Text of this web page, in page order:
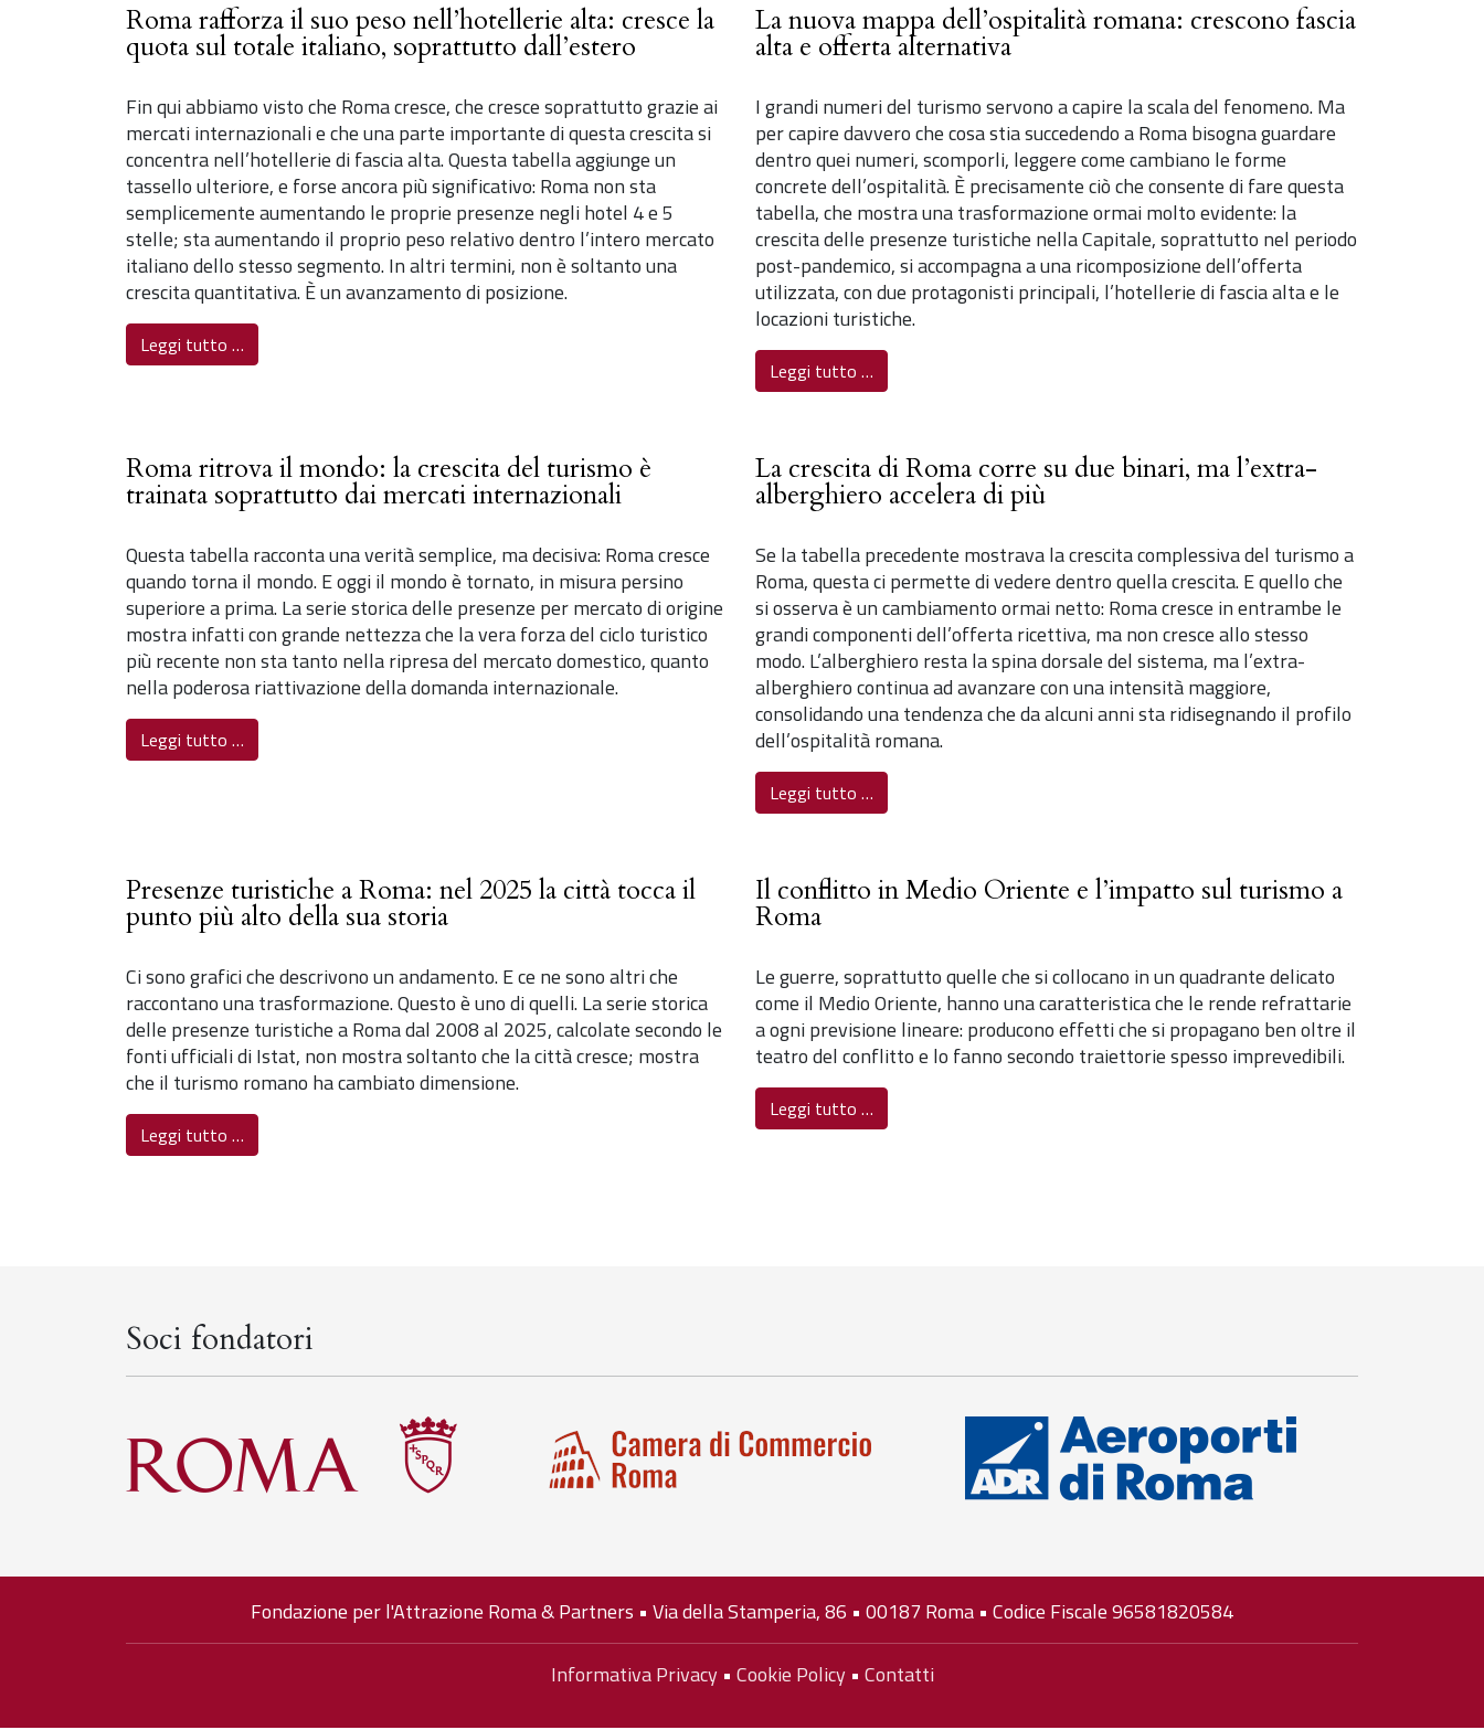
Roma rafforza il suo peso nell’hotellerie alta: cresce la
quota sul totale italiano, soprattutto dall’estero
Fin qui abbiamo visto che Roma cresce, che cresce soprattutto grazie ai
mercati internazionali e che una parte importante di questa crescita si
concentra nell’hotellerie di fascia alta. Questa tabella aggiunge un
tassello ulteriore, e forse ancora più significativo: Roma non sta
semplicemente aumentando le proprie presenze negli hotel 4 e 5
stelle; sta aumentando il proprio peso relativo dentro l’intero mercato
italiano dello stesso segmento. In altri termini, non è soltanto una
crescita quantitativa. È un avanzamento di posizione.
Leggi tutto …
La nuova mappa dell’ospitalità romana: crescono fascia
alta e offerta alternativa
I grandi numeri del turismo servono a capire la scala del fenomeno. Ma
per capire davvero che cosa stia succedendo a Roma bisogna guardare
dentro quei numeri, scomporli, leggere come cambiano le forme
concrete dell’ospitalità. È precisamente ciò che consente di fare questa
tabella, che mostra una trasformazione ormai molto evidente: la
crescita delle presenze turistiche nella Capitale, soprattutto nel periodo
post-pandemico, si accompagna a una ricomposizione dell’offerta
utilizzata, con due protagonisti principali, l’hotellerie di fascia alta e le
locazioni turistiche.
Leggi tutto …
Roma ritrova il mondo: la crescita del turismo è
trainata soprattutto dai mercati internazionali
Questa tabella racconta una verità semplice, ma decisiva: Roma cresce
quando torna il mondo. E oggi il mondo è tornato, in misura persino
superiore a prima. La serie storica delle presenze per mercato di origine
mostra infatti con grande nettezza che la vera forza del ciclo turistico
più recente non sta tanto nella ripresa del mercato domestico, quanto
nella poderosa riattivazione della domanda internazionale.
Leggi tutto …
La crescita di Roma corre su due binari, ma l’extra-
alberghiero accelera di più
Se la tabella precedente mostrava la crescita complessiva del turismo a
Roma, questa ci permette di vedere dentro quella crescita. E quello che
si osserva è un cambiamento ormai netto: Roma cresce in entrambe le
grandi componenti dell’offerta ricettiva, ma non cresce allo stesso
modo. L’alberghiero resta la spina dorsale del sistema, ma l’extra-
alberghiero continua ad avanzare con una intensità maggiore,
consolidando una tendenza che da alcuni anni sta ridisegnando il profilo
dell’ospitalità romana.
Leggi tutto …
Presenze turistiche a Roma: nel 2025 la città tocca il
punto più alto della sua storia
Ci sono grafici che descrivono un andamento. E ce ne sono altri che
raccontano una trasformazione. Questo è uno di quelli. La serie storica
delle presenze turistiche a Roma dal 2008 al 2025, calcolate secondo le
fonti ufficiali di Istat, non mostra soltanto che la città cresce; mostra
che il turismo romano ha cambiato dimensione.
Leggi tutto …
Il conflitto in Medio Oriente e l’impatto sul turismo a
Roma
Le guerre, soprattutto quelle che si collocano in un quadrante delicato
come il Medio Oriente, hanno una caratteristica che le rende refrattarie
a ogni previsione lineare: producono effetti che si propagano ben oltre il
teatro del conflitto e lo fanno secondo traiettorie spesso imprevedibili.
Leggi tutto …
Soci fondatori
Fondazione per l'Attrazione Roma & Partners • Via della Stamperia, 86 • 00187 Roma • Codice Fiscale 96581820584
Informativa Privacy• Cookie Policy• Contatti